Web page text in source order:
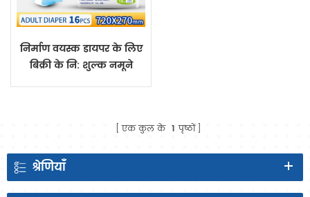
निर्माण वयस्क डायपर के लिए
बिक्री के नि: शुल्क नमूने
एक कुल के 1 पृष्ठों
श्रेणियाँ